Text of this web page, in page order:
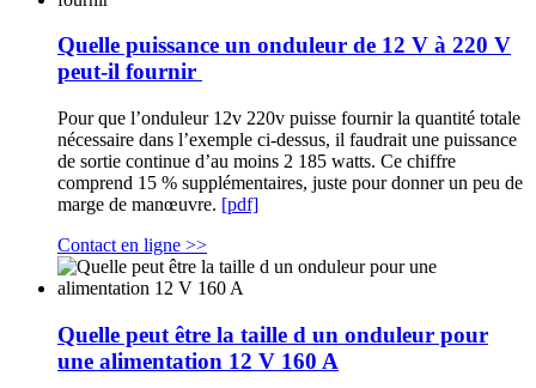
Quelle puissance un onduleur de 12 V à 220 V
peut-il fournir
Pour que l’onduleur 12v 220v puisse fournir la quantité totale
nécessaire dans l’exemple ci-dessus, il faudrait une puissance
de sortie continue d’au moins 2 185 watts. Ce chiffre
comprend 15 % supplémentaires, juste pour donner un peu de
marge de manœuvre. [pdf]
Contact en ligne >>
Quelle peut être la taille d un onduleur pour
une alimentation 12 V 160 A